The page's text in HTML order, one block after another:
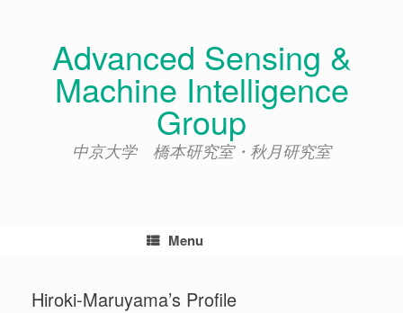
Advanced Sensing &
Machine Intelligence
Group
中京大学 橋本研究室・秋月研究室
Menu
Hiroki-Maruyama’s Profile